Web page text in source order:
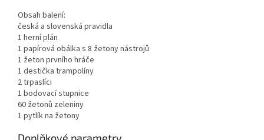
Obsah balení:
česká a slovenská pravidla
1 herní plán
1 papírová obálka s 8 žetony nástrojů
1 žeton prvního hráče
1 destička trampolíny
2 trpaslíci
1 bodovací stupnice
60 žetonů zeleniny
1 pytlík na žetony